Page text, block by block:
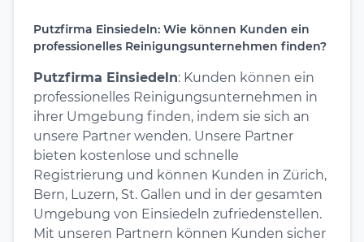
Putzfirma Einsiedeln: Wie können Kunden ein
professionelles Reinigungsunternehmen finden?
Putzfirma Einsiedeln: Kunden können ein
professionelles Reinigungsunternehmen in
ihrer Umgebung finden, indem sie sich an
unsere Partner wenden. Unsere Partner
bieten kostenlose und schnelle
Registrierung und können Kunden in Zürich,
Bern, Luzern, St. Gallen und in der gesamten
Umgebung von Einsiedeln zufriedenstellen.
Mit unseren Partnern können Kunden sicher